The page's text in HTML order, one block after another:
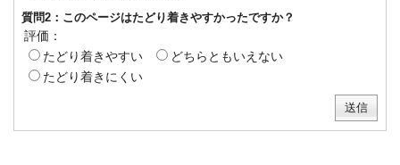
質問2：このページはたどり着きやすかったですか？
評価：
たどり着きやすい
どちらともいえない
たどり着きにくい